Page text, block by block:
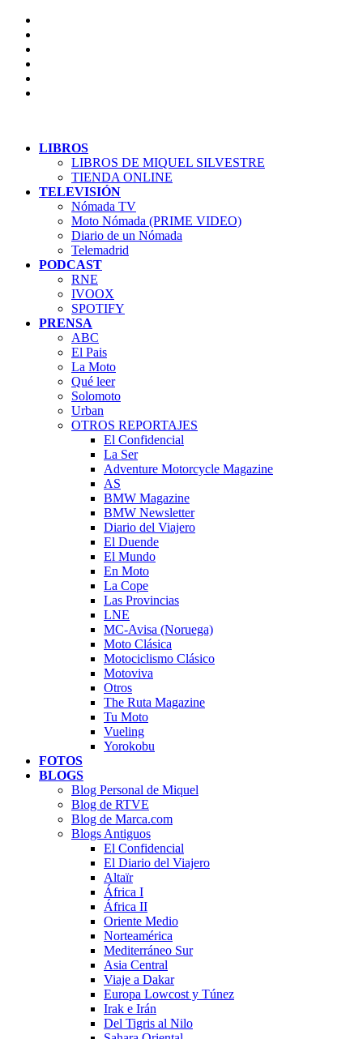
LIBROS
LIBROS DE MIQUEL SILVESTRE
TIENDA ONLINE
TELEVISIÓN
Nómada TV
Moto Nómada (PRIME VIDEO)
Diario de un Nómada
Telemadrid
PODCAST
RNE
IVOOX
SPOTIFY
PRENSA
ABC
El Pais
La Moto
Qué leer
Solomoto
Urban
OTROS REPORTAJES
El Confidencial
La Ser
Adventure Motorcycle Magazine
AS
BMW Magazine
BMW Newsletter
Diario del Viajero
El Duende
El Mundo
En Moto
La Cope
Las Provincias
LNE
MC-Avisa (Noruega)
Moto Clásica
Motociclismo Clásico
Motoviva
Otros
The Ruta Magazine
Tu Moto
Vueling
Yorokobu
FOTOS
BLOGS
Blog Personal de Miquel
Blog de RTVE
Blog de Marca.com
Blogs Antiguos
El Confidencial
El Diario del Viajero
Altaïr
África I
África II
Oriente Medio
Norteamérica
Mediterráneo Sur
Asia Central
Viaje a Dakar
Europa Lowcost y Túnez
Irak e Irán
Del Tigris al Nilo